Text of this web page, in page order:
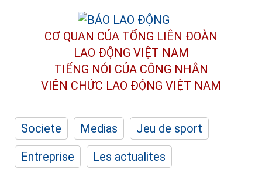
CƠ QUAN CỦA TỔNG LIÊN ĐOÀN
LAO ĐỘNG VIỆT NAM
TIẾNG NÓI CỦA CÔNG NHÂN
VIÊN CHỨC LAO ĐỘNG VIỆT NAM
Societe Medias
Jeu de sport
Entreprise
Les actualites